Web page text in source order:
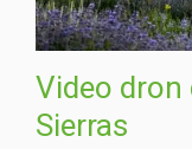
Video dron
Sierras